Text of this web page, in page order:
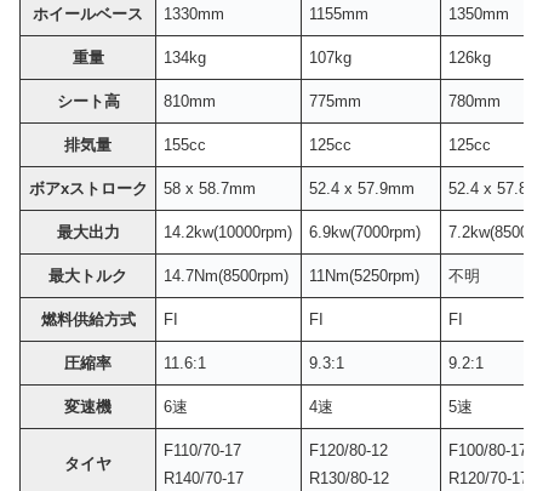
ホイールベース 1330mm 1155mm 1350mm
重量 134kg 107kg 126kg
シート高 810mm 775mm 780mm
排気量 155cc 125cc 125cc
ボアxストローク 58 x 58.7mm 52.4 x 57.9mm 52.4 x
最大出力 14.2kw(10000rpm) 6.9kw(7000rpm)
最大トルク 14.7Nm(8500rpm) 11Nm(5250rpm) 不明
燃料供給方式 FI FI FI
圧縮率 11.6:1 9.3:1 9.2:1
変速機 6速 4速 5速
タイヤ
F110/70-17
R140/70-17
F120/80-12
R130/80-12
F100/80-17
R120/70-17